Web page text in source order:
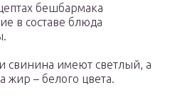
бешбармака
в составе блюда
свинина имеют светлый, а
жир – белого цвета.